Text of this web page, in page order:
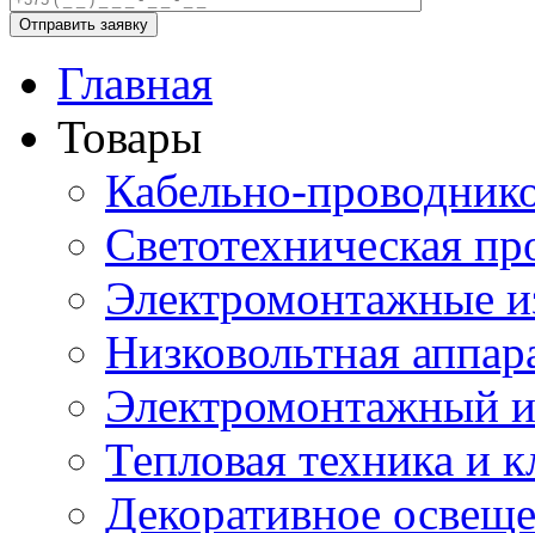
Главная
Товары
Кабельно-
Светотехническая
Электромонтажные
Низковольтная
Электромонтажный
Тепловая техника и
Декоративное